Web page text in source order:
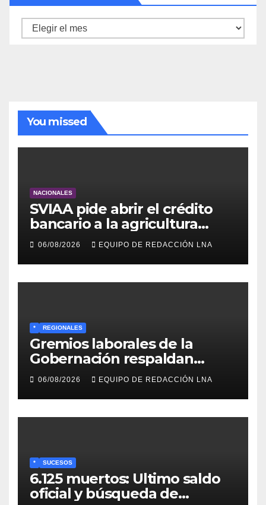
Archivo
You missed
NACIONALES
SVIAA pide abrir el crédito
bancario a la agricultura
familiar en Venezuela
06/08/2026 EQUIPO DE REDACCIÓN LNA
* REGIONALES
Gremios laborales de la
Gobernación respaldan
propuesta de Bono
Recreativo de 100 dólares
para jubilados, pensionados y
activos
06/08/2026 EQUIPO DE REDACCIÓN LNA
* SUCESOS
6.125 muertos: Ultimo saldo
oficial y búsqueda de